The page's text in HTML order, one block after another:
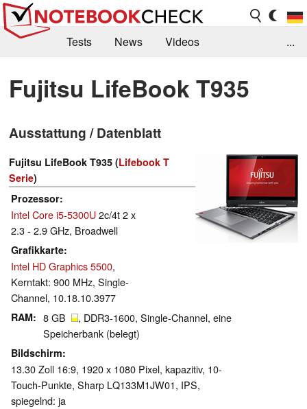
Tests News
Videos
Kaufberatung
Deals Suche
Jobs
Forum
...
Fujitsu LifeBook T935
Ausstattung / Datenblatt
Fujitsu LifeBook T935 (Lifebook T
Serie)
Prozessor
Intel Core i5-5300U2c/4t 2 x
2.3 - 2.9 GHz, Broadwell
Grafikkarte
Intel HD Graphics 5500,
Kerntakt: 900 MHz, Single-
Channel, 10.18.10.3977
RAM 8 GB
, DDR3-1600, Single-Channel, eine
Speicherbank (belegt)
Bildschirm
13.30 Zoll 16:9, 1920 x 1080 Pixel, kapazitiv, 10-
Touch-Punkte, Sharp LQ133M1JW01, IPS,
spiegelnd: ja